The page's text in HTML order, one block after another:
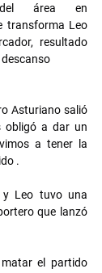
área en
transforma Leo
resultado
descanso
Asturiano salió
obligó a dar un
a tener la
.
y Leo tuvo una
que lanzó
el partido